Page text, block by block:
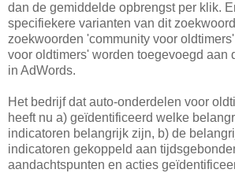
dan de gemiddelde opbrengst per klik.
specifiekere varianten van dit
zoekwoorden 'community voor
voor oldtimers' worden toegevoegd aan
in AdWords.
Het bedrijf dat auto-onderdelen voor
heeft nu a) geïdentificeerd welke
indicatoren belangrijk zijn, b) de
indicatoren gekoppeld aan
aandachtspunten en acties